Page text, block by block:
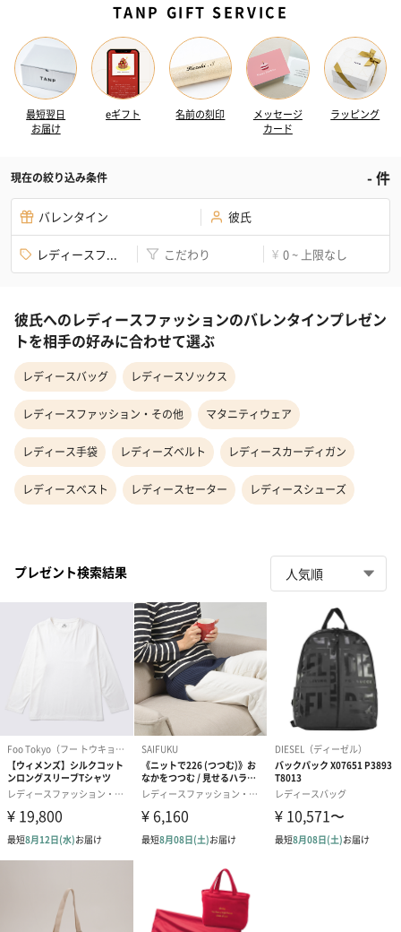
TANP GIFT SERVICE
最短翌日
お届け
eギフト 名前の刻印
メッセージ
カード
ラッピング
現在の絞り込み条件 -件
バレンタイン 彼氏
レディースフ... こだわり ¥ 0 ~ 上限なし
彼氏へのレディースファッションのバレンタインプレゼン
トを相手の好みに合わせて選ぶ
レディースバッグ レディースソックス
レディースファッション・その他 マタニティウェア
レディース手袋 レディーズベルト レディースカーディガン
レディースベスト レディースセーター レディースシューズ
プレゼント検索結果